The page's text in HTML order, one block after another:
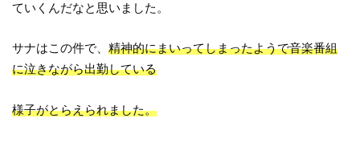
ていくんだなと思いました。
サナはこの件で、精神的にまいってしまったようで音楽番組
に泣きながら出勤している
様子がとらえられました。